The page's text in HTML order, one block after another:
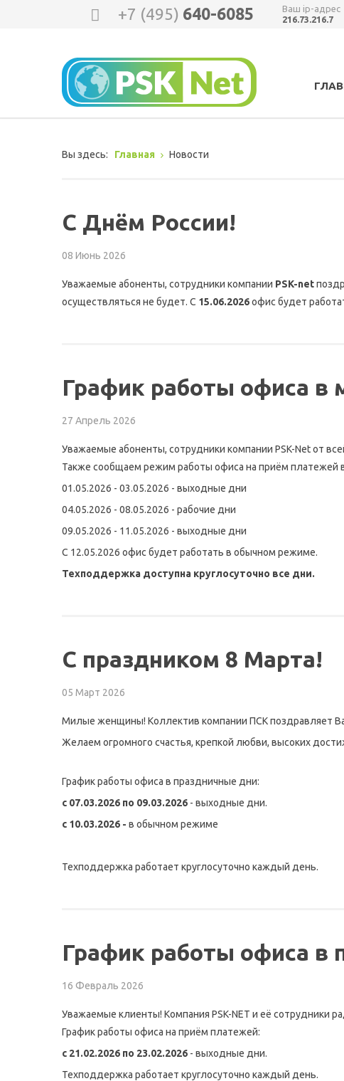
+7 (495) 640-6085
Ваш ip-адрес
216.73.216.7
Вы здесь: Главная Новости
С Днём России!
08 Июнь 2026
Уважаемые абоненты, сотрудники компании PSK-net
осуществляться не будет. C 15.06.2026офис будет
График работы офиса в
27 Апрель 2026
Уважаемые абоненты, сотрудники компании PSK-Net от
Также сообщаем режим работы офиса на приём платежей
01.05.2026 - 03.05.2026 - выходные дни
04.05.2026 - 08.05.2026 - рабочие дни
09.05.2026 - 11.05.2026 - выходные дни
C 12.05.2026 офис будет работать в обычном режиме.
Техподдержка доступна круглосуточно все дни.
С праздником 8 Марта!
05 Март 2026
Милые женщины! Коллектив компании ПСК поздравляет
Желаем огромного счастья, крепкой любви, высоких
График работы офиса в праздничные дни:
c 07.03.2026 по 09.03.2026 - выходные дни.
c 10.03.2026 - в обычном режиме
Техподдержка работает круглосуточно каждый день.
График работы офиса в
16 Февраль 2026
Уважаемые клиенты! Компания PSK-NET и её сотрудники
График работы офиса на приём платежей:
c 21.02.2026 по 23.02.2026 - выходные дни.
Техподдержка работает круглосуточно каждый день.